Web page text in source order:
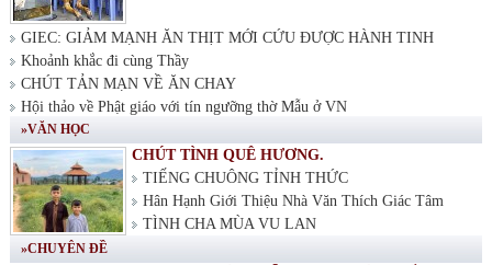
GIEC: GIẢM MẠNH ĂN THỊT MỚI CỨU ĐƯỢC HÀNH TINH
Khoảnh khắc đi cùng Thầy
CHÚT TẢN MẠN VỀ ĂN CHAY
Hội thảo về Phật giáo với tín ngưỡng thờ Mẫu ở VN
»VĂN HỌC
CHÚT TÌNH QUÊ HƯƠNG.
TIẾNG CHUÔNG TỈNH THỨC
Hân Hạnh Giới Thiệu Nhà Văn Thích Giác Tâm
TÌNH CHA MÙA VU LAN
»CHUYÊN ĐỀ